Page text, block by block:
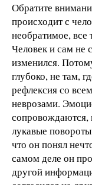
Обратите
происходит с
необратимое, все
Человек и сам не
изменился.
глубоко, не там,
рефлексия со
неврозами.
сопровождаются,
лукавые
что он понял
самом деле он
другой